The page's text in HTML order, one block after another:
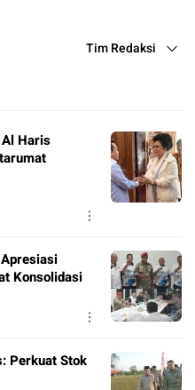
Proyek Dinas PUPR OKU
Tim Redaksi
Haris
Konsolidasi
Perkuat Stok